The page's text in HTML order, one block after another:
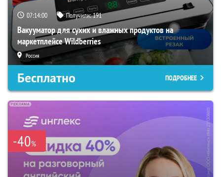
07:13:59 Получили:191
Вакууматор для сухих и влажных продуктов на
маркетплейсе Wildberries
Россия
Бесплатно ПОДРОБНЕЕ
-40%